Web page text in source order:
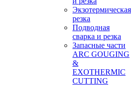
Экзотермическая
резка
Подводная
сварка и резка
Запасные части
ARC GOUGING
&
EXOTHERMIC
CUTTING